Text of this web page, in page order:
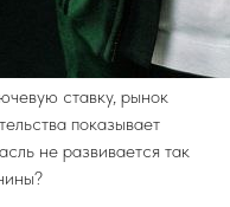
ставку, рынок
показывает
не развивается так